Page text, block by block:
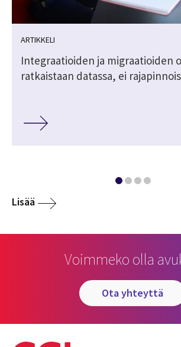
ARTIKKELI
Integraatioiden ja migraatioiden
ratkaistaan datassa, ei
Lisää
Voimmeko olla
ota yhteyttä